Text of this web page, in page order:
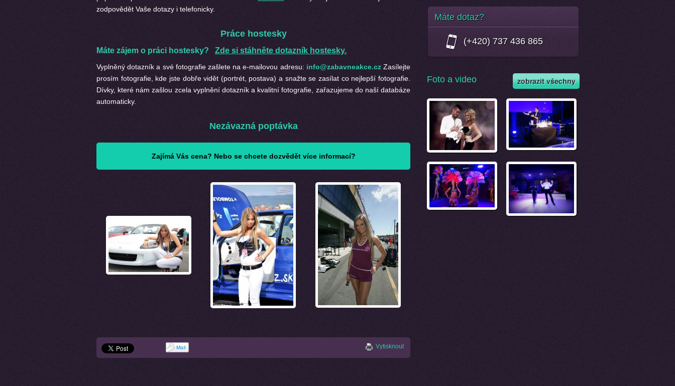
zodpovědět Vaše dotazy i telefonicky.
Práce hostesky
Máte zájem o práci hostesky? Zde si stáhněte dotazník hostesky.
Vyplněný dotazník a své fotografie zašlete na e-mailovou adresu: info@zabavneakce.czZasílejte
prosím fotografie, kde jste dobře vidět (portrét, postava) a snažte se zasílat co nejlepší fotografie.
Dívky, které nám zašlou zcela vyplnění dotazník a kvalitní fotografie, zařazujeme do naší databáze
automaticky.
Nezávazná poptávka
Zajímá Vás cena? Nebo se chcete dozvědět více informací?
Vytisknout
Máte dotaz?
(+420) 737 436 865
Foto a video